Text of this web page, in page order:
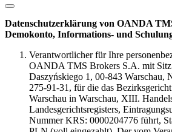
Datenschutzerklärung von OANDA
Demokonto, Informations- und
Verantwortlicher für Ihre
OANDA TMS Brokers S.A. mit Sitz
Daszyńskiego 1, 00-843 Warschau,
275-91-31, für die das
Warschau in Warschau, XIII.
Landesgerichtsregisters,
Nummer KRS: 0000204776 führt,